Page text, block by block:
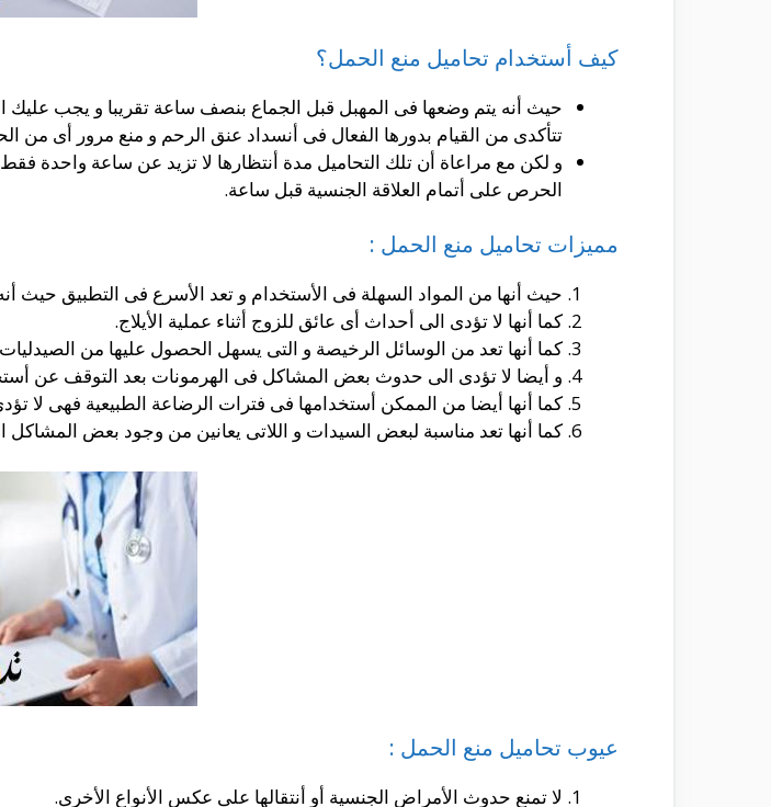
كيف أستخدام تحاميل منع الحمل؟
حيث أنه يتم وضعها فى المهبل قبل الجماع بنصف ساعة تقريبا و يجب عليك
تتأكدى من القيام بدورها الفعال فى أنسداد عنق الرحم و منع مرور أى من
و لكن مع مراعاة أن تلك التحاميل مدة أنتظارها لا تزيد عن ساعة واحدة
الحرص على أتمام العلاقة الجنسية قبل ساعة.
مميزات تحاميل منع الحمل :
حيث أنها من المواد السهلة فى الأستخدام و تعد الأسرع فى التطبيق حيث
كما أنها لا تؤدى الى أحداث أى عائق للزوج أثناء عملية الأيلاج.
كما أنها تعد من الوسائل الرخيصة و التى يسهل الحصول عليها من
و أيضا لا تؤدى الى حدوث بعض المشاكل فى الهرمونات بعد التوقف عن
كما أنها أيضا من الممكن أستخدامها فى فترات الرضاعة الطبيعية فهى لا
كما أنها تعد مناسبة لبعض السيدات و اللاتى يعانين من وجود بعض المشاكل
عيوب تحاميل منع الحمل :
لا تمنع حدوث الأمراض الجنسية أو أنتقالها على عكس الأنواع الأخرى.